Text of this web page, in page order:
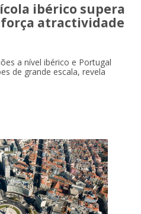
ibérico supera
atractividade
a nível ibérico e Portugal
de grande escala, revela